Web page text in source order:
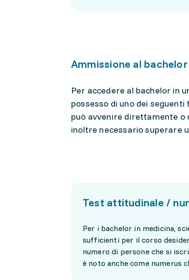
Ammissione al bachelor
Per accedere al bachelor in
possesso di uno dei
può avvenire direttamente o
inoltre necessario superare
Test attitudinale /
Per i bachelor in medicina,
sufficienti per il corso
numero di persone che si
è noto anche come numerus